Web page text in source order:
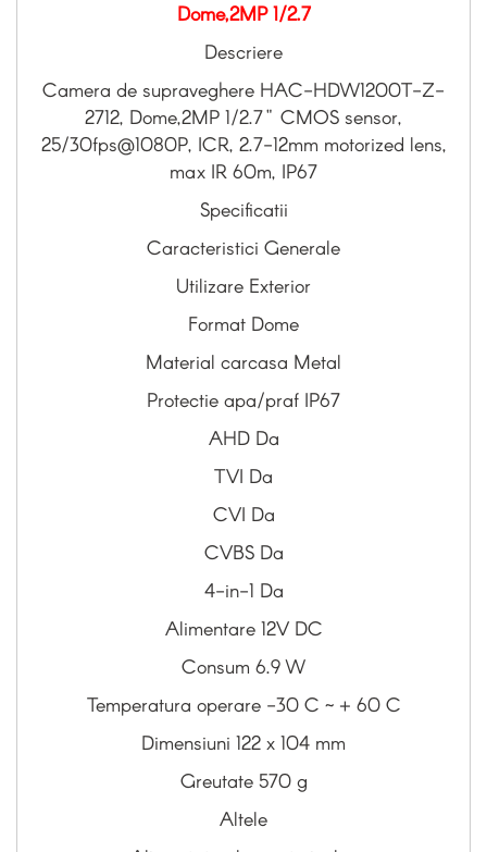
Dome,2MP 1/2.7
Descriere
Camera de supraveghere HAC-HDW1200T-Z-
2712, Dome,2MP 1/2.7" CMOS sensor,
25/30fps@1080P, ICR, 2.7-12mm motorized lens,
max IR 60m, IP67
Specificatii
Caracteristici Generale
Utilizare Exterior
Format Dome
Material carcasa Metal
Protectie apa/praf IP67
AHD Da
TVI Da
CVI Da
CVBS Da
4-in-1 Da
Alimentare 12V DC
Consum 6.9 W
Temperatura operare -30 C ~ + 60 C
Dimensiuni 122 x 104 mm
Greutate 570 g
Altele